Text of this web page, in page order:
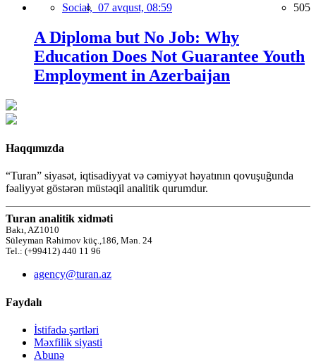
Social, 07 avqust, 08:59 505
A Diploma but No Job: Why
Education Does Not Guarantee Youth
Employment in Azerbaijan
Haqqımızda
“Turan” siyasət, iqtisadiyyat və cəmiyyət həyatının qovuşuğunda
fəaliyyət göstərən müstəqil analitik qurumdur.
Turan analitik xidməti
Bakı, AZ1010
Süleyman Rəhimov küç.,186, Mən. 24
Tel.: (+99412) 440 11 96
agency@turan.az
Faydalı
İstifadə şərtləri
Məxfilik siyasti
Abunə